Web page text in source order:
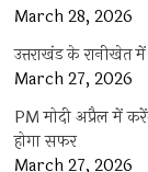
March 28, 2026
उत्तराखंड के
March 27, 2026
PM मोदी अप्रैल में
होगा सफर
March 27, 2026